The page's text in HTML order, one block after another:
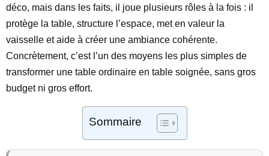
déco, mais dans les faits, il joue plusieurs rôles à la fois : il
protège la table, structure l’espace, met en valeur la
vaisselle et aide à créer une ambiance cohérente.
Concrètement, c’est l’un des moyens les plus simples de
transformer une table ordinaire en table soignée, sans gros
budget ni gros effort.
Sommaire